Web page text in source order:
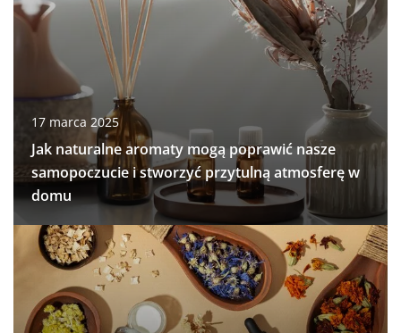
17 marca 2025
Jak naturalne aromaty mogą poprawić nasze
samopoczucie i stworzyć przytulną atmosferę w
domu